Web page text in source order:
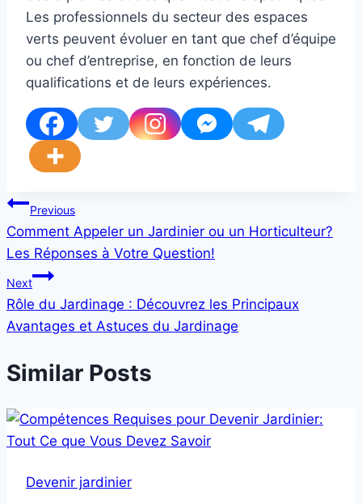
Les professionnels du secteur des espaces
verts peuvent évoluer en tant que chef d’équipe
ou chef d’entreprise, en fonction de leurs
qualifications et de leurs expériences.
Post
navigation
Previous
Comment Appeler un Jardinier ou un Horticulteur?
Les Réponses à Votre Question!
Next
Rôle du Jardinage : Découvrez les Principaux
Avantages et Astuces du Jardinage
Similar Posts
Devenir jardinier